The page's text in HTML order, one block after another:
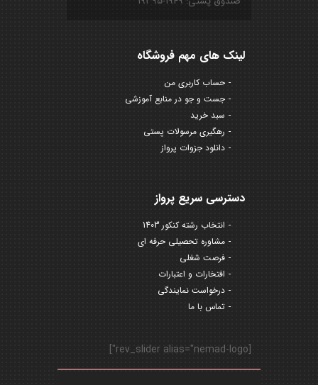
لینک های مهم فروشگاه
حساب کاربری من
جست و جو در منابع آموزشی
سبد خرید
رهگیری مرسولات پستی
دانلود جزوات پرواز
دسترسی سریع پرواز
انتخاب رشته کنکور 1403
مشاوره تحصیلی حرفه ای
فرصت شغلی
افتخارات و اعتبارات
درخواست نمایندگی
تماس با ما
[rev_slider alias="nemad-logo"]